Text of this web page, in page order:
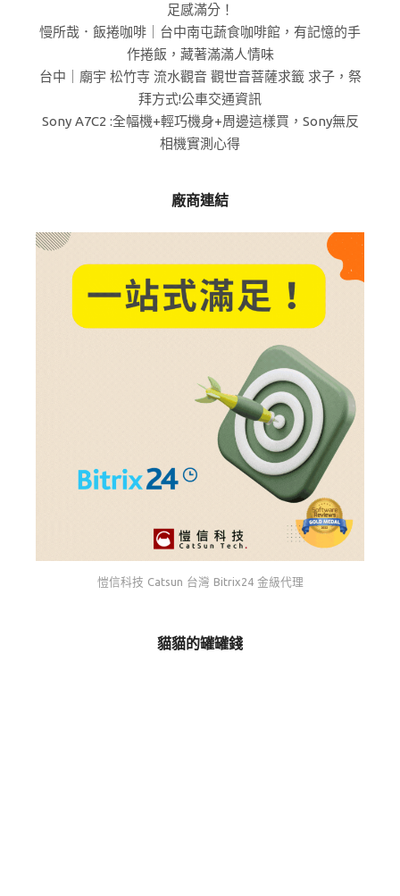
足感滿分！
慢所哉．飯捲咖啡｜台中南屯蔬食咖啡館，有記憶的手
作捲飯，藏著滿滿人情味
台中｜廟宇 松竹寺 流水觀音 觀世音菩薩求籤 求子，祭
拜方式!公車交通資訊
Sony A7C2 :全幅機+輕巧機身+周邊這樣買，Sony無反
相機實測心得
廠商連結
愷信科技 Catsun 台灣 Bitrix24 金級代理
貓貓的罐罐錢